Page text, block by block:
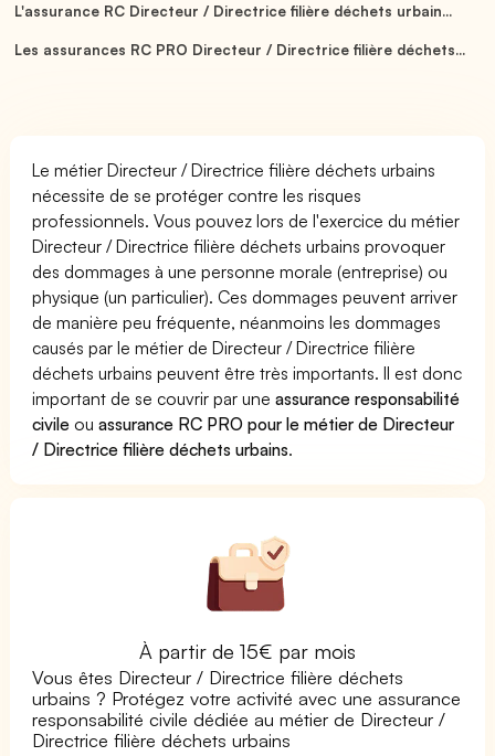
L'assurance RC Directeur / Directrice filière déchets urbain...
Les assurances RC PRO Directeur / Directrice filière déchets...
Le métier Directeur / Directrice filière déchets urbains
nécessite de se protéger contre les risques
professionnels. Vous pouvez lors de l'exercice du métier
Directeur / Directrice filière déchets urbains provoquer
des dommages à une personne morale (entreprise) ou
physique (un particulier). Ces dommages peuvent arriver
de manière peu fréquente, néanmoins les dommages
causés par le métier de Directeur / Directrice filière
déchets urbains peuvent être très importants. Il est donc
important de se couvrir par uneassurance responsabilité
civile ouassurance RC PRO pour le métier de Directeur
/ Directrice filière déchets urbains.
À partir de 15€ par mois
Vous êtes Directeur / Directrice filière déchets
urbains ? Protégez votre activité avec une assurance
responsabilité civile dédiée au métier de Directeur /
Directrice filière déchets urbains